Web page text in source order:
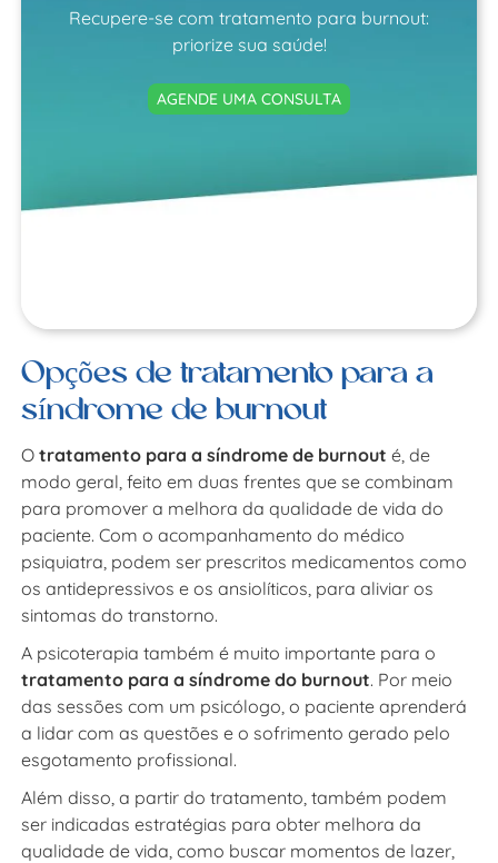
Recupere-se com tratamento para burnout:
priorize sua saúde!
AGENDE UMA CONSULTA
Opções de tratamento para a
síndrome de burnout
Otratamento para a síndrome de burnouté, de
modo geral, feito em duas frentes que se combinam
para promover a melhora da qualidade de vida do
paciente. Com o acompanhamento do médico
psiquiatra, podem ser prescritos medicamentos como
os antidepressivos e os ansiolíticos, para aliviar os
sintomas do transtorno.
A psicoterapia também é muito importante para o
tratamento para a síndrome do burnout. Por meio
das sessões com um psicólogo, o paciente aprenderá
a lidar com as questões e o sofrimento gerado pelo
esgotamento profissional.
Além disso, a partir do tratamento, também podem
ser indicadas estratégias para obter melhora da
qualidade de vida, como buscar momentos de lazer,